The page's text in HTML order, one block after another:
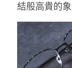
結般高貴的象